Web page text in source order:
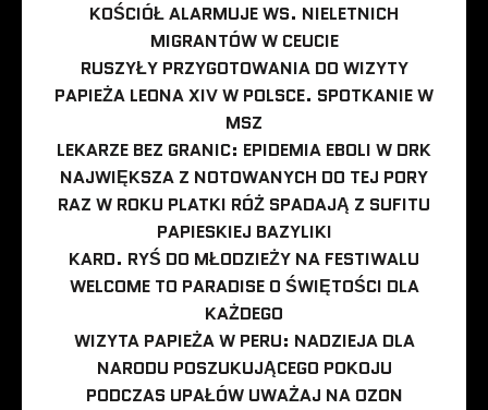
KOŚCIÓŁ ALARMUJE WS. NIELETNICH
MIGRANTÓW W CEUCIE
RUSZYŁY PRZYGOTOWANIA DO WIZYTY
PAPIEŻA LEONA XIV W POLSCE. SPOTKANIE W
MSZ
LEKARZE BEZ GRANIC: EPIDEMIA EBOLI W DRK
NAJWIĘKSZA Z NOTOWANYCH DO TEJ PORY
RAZ W ROKU PLATKI RÓŻ SPADAJĄ Z SUFITU
PAPIESKIEJ BAZYLIKI
KARD. RYŚ DO MŁODZIEŻY NA FESTIWALU
WELCOME TO PARADISE O ŚWIĘTOŚCI DLA
KAŻDEGO
WIZYTA PAPIEŻA W PERU: NADZIEJA DLA
NARODU POSZUKUJĄCEGO POKOJU
PODCZAS UPAŁÓW UWAŻAJ NA OZON